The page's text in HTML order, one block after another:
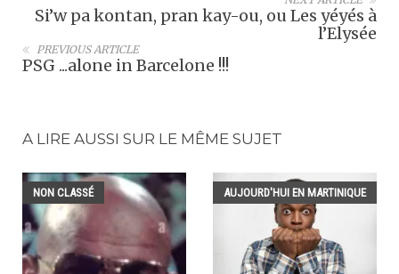
Si’w pa kontan, pran kay-ou, ou Les yéyés à
l’Elysée
PREVIOUS ARTICLE
PSG ...alone in Barcelone !!!
A LIRE AUSSI SUR LE MÊME SUJET
NON CLASSÉ AUJOURD'HUI EN MARTINIQUE